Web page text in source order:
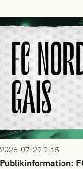
2026-07-29 9:15
Publikinformation: